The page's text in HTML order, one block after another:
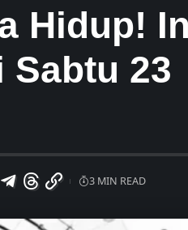
Hidup!
Sabtu 23
3 MIN READ